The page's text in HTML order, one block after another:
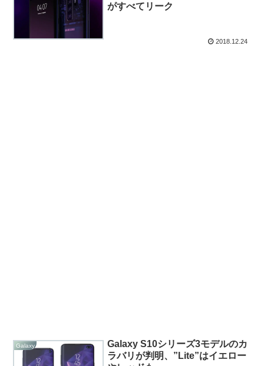
がすべてリーク
2018.12.24
Galaxy
Galaxy S10シリーズ3モデルのカ
ラバリが判明、”Lite”はイエロー